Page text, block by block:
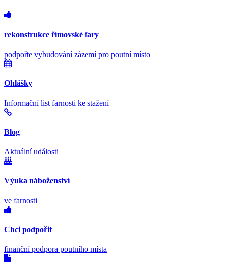
rekonstrukce římovské fary
podpořte vybudování zázemí pro poutní místo
Ohlášky
Informační list farnosti ke stažení
Blog
Aktuální události
Výuka náboženství
ve farnosti
Chci podpořit
finanční podpora poutního místa